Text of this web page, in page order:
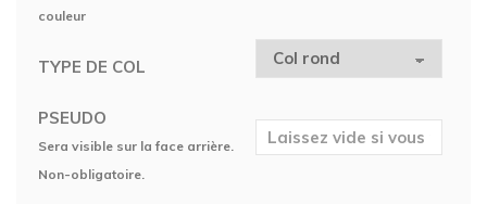
couleur
TYPE DE COL
PSEUDO
Sera visible sur la face arrière.
Non-obligatoire.